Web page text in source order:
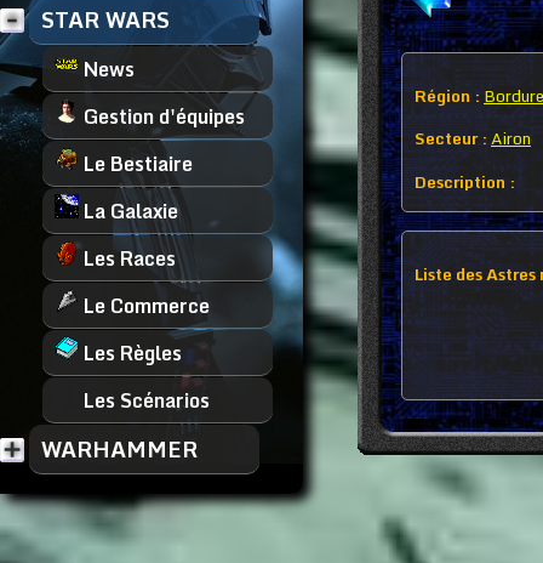
STAR WARS
News
Gestion d'équipes
Le Bestiaire
La Galaxie
Les Races
Le Commerce
Les Règles
Les Scénarios
WARHAMMER
Région :
Secteur :Airon
Description :
Liste des